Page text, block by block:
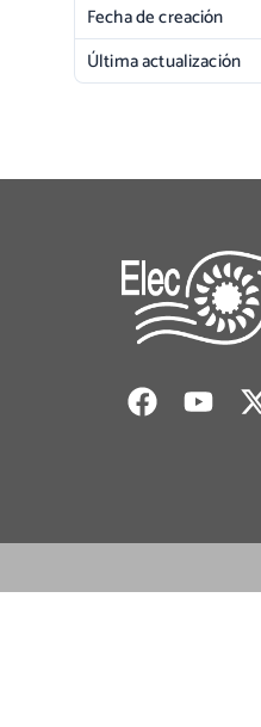
Fecha de creación
Última actualización